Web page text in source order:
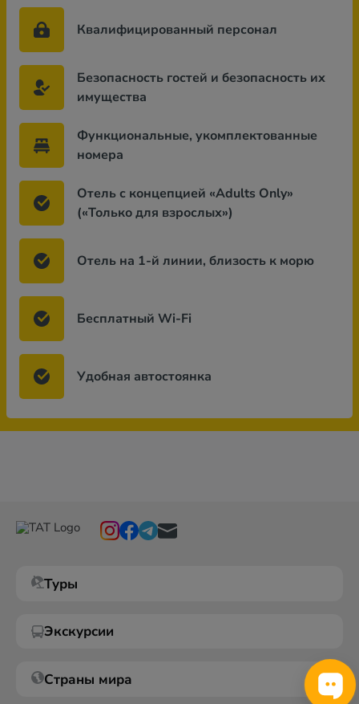
Квалифицированный персонал
Безопасность гостей и безопасность их
имущества
Функциональные, укомплектованные
номера
Отель с концепцией «Adults Only»
(«Только для взрослых»)
Отель на 1-й линии, близость к морю
Бесплатный Wi-Fi
Удобная автостоянка
Туры
Экскурсии
Страны мира